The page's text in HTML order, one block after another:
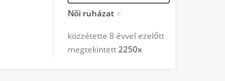
Női ruházat
közzétette 8 évvel ezelőtt
megtekintett2250x